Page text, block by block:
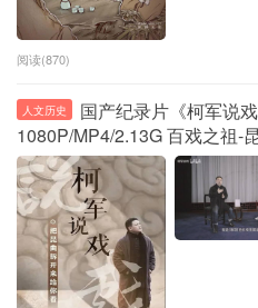
阅读(870)
人文历史
国产纪录片《柯军说
1080P/MP4/2.13G 百戏之祖-